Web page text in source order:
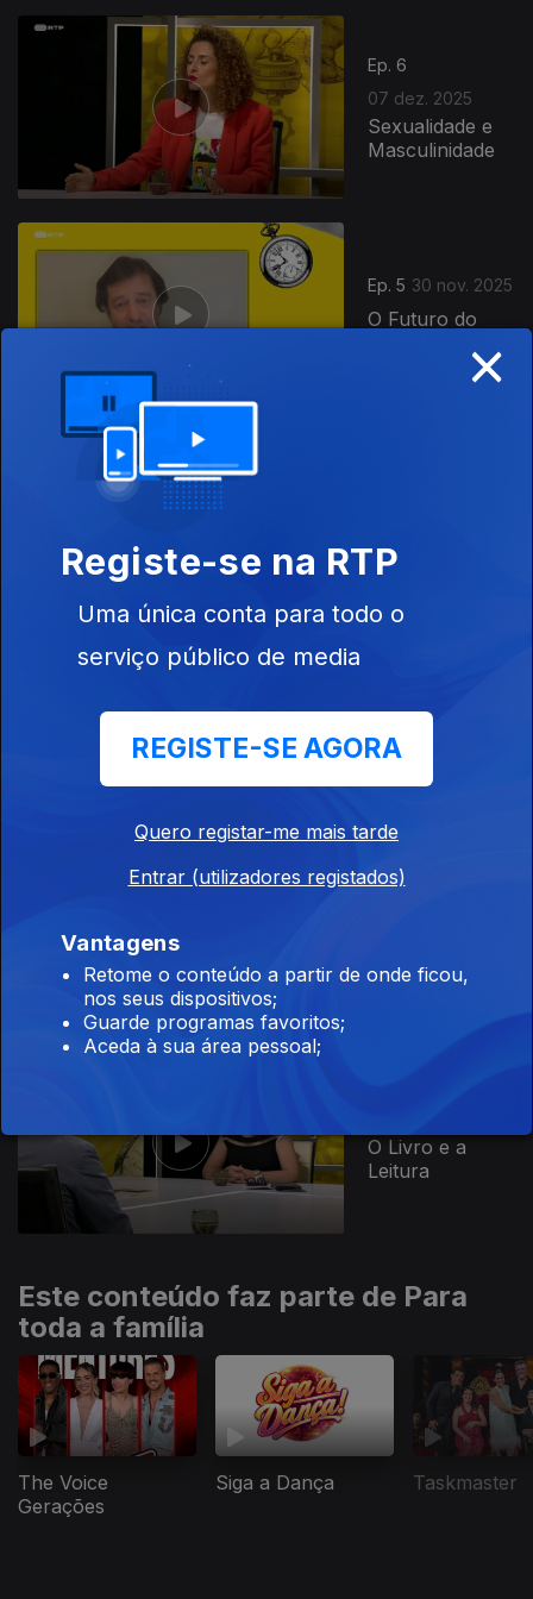
Ep. 6
07 dez. 2025
Sexualidade e
Masculinidade
Ep. 5 30 nov. 2025
O Futuro do
Online
Para Onde
Estão a Ir as
Imagens em
Movimento?
O Livro e a
Leitura
Este conteúdo faz parte de Para
toda a família
The Voice
Gerações
Siga a Dança Taskmaster
×
Registe-se na RTP
Uma única conta para todo o
serviço público de media
REGISTE-SE AGORA
Quero registar-me mais tarde
Entrar (utilizadores registados)
Vantagens
Retome o conteúdo a partir de onde ficou,
nos seus dispositivos;
Guarde programas favoritos;
Aceda à sua área pessoal;